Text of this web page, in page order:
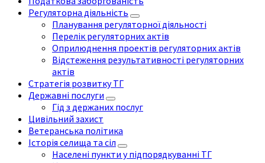
Регуляторна діяльність
Планування регуляторної діяльності
Перелік регуляторних актів
Оприлюднення проектів регуляторних актів
Відстеження результативності регуляторних
актів
Стратегія розвитку ТГ
Державні послуги
Гід з держаних послуг
Цивільний захист
Ветеранська політика
Історія селища та сіл
Населені пункти у підпорядкуванні ТГ